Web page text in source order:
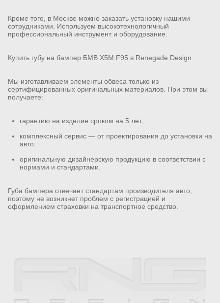
Кроме того, в Москве можно заказать установку нашими
сотрудниками. Используем высокотехнологичный
профессиональный инструмент и оборудование.
Купить губу на бампер БМВ X5M F95 в Renegade Design
Мы изготавливаем элементы обвеса только из
сертифицированных оригинальных материалов. При этом вы
получаете:
гарантию на изделие сроком на 5 лет;
комплексный сервис — от проектирования до установки на
авто;
оригинальную дизайнерскую продукцию в соответствии с
нормами и стандартами.
Губа бампера отвечает стандартам производителя авто,
поэтому не возникнет проблем с регистрацией и
оформлением страховки на транспортное средство.